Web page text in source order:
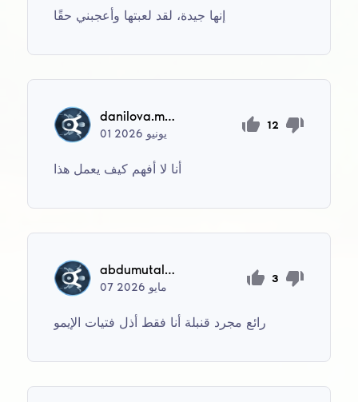
إنها جيدة، لقد لعبتها وأعجبني حقًا
danilova.marin1962
01 يونيو
12
أنا لا أفهم كيف يعمل هذا
abdumutalasanali
07 مايو
3
رائع مجرد قنبلة أنا فقط أذل فتيات الإيمو